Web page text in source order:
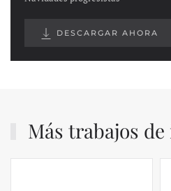
DESCARGAR AHORA
Más trabajos